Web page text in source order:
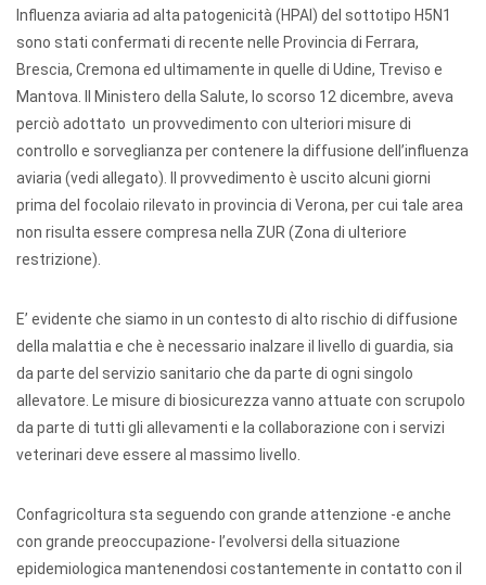
Influenza aviaria ad alta patogenicità (HPAI) del sottotipo H5N1
sono stati confermati di recente nelle Provincia di Ferrara,
Brescia, Cremona ed ultimamente in quelle di Udine, Treviso e
Mantova. Il Ministero della Salute, lo scorso 12 dicembre, aveva
perciò adottato un provvedimento con ulteriori misure di
controllo e sorveglianza per contenere la diffusione dell’influenza
aviaria (vedi allegato). Il provvedimento è uscito alcuni giorni
prima del focolaio rilevato in provincia di Verona, per cui tale area
non risulta essere compresa nella ZUR (Zona di ulteriore
restrizione).
E’ evidente che siamo in un contesto di alto rischio di diffusione
della malattia e che è necessario inalzare il livello di guardia, sia
da parte del servizio sanitario che da parte di ogni singolo
allevatore. Le misure di biosicurezza vanno attuate con scrupolo
da parte di tutti gli allevamenti e la collaborazione con i servizi
veterinari deve essere al massimo livello.
Confagricoltura sta seguendo con grande attenzione -e anche
con grande preoccupazione- l’evolversi della situazione
epidemiologica mantenendosi costantemente in contatto con il